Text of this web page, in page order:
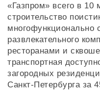
«Газпром» всего в 10
строительство
многофункционально
развлекательного
ресторанами и
транспортная
загородных
Санкт-Петербурга за